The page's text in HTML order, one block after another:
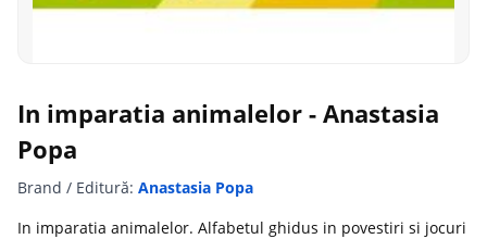
In imparatia animalelor - Anastasia
Popa
Brand / Editură: Anastasia Popa
In imparatia animalelor. Alfabetul ghidus in povestiri si jocuri